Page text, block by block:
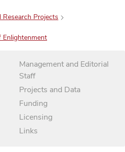
Research Projects
Enlightenment
Management and Editorial
Staff
Projects and Data
Funding
Licensing
Links